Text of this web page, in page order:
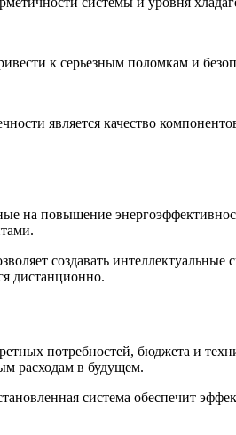
к серьезным поломкам и
является качество
на повышение
создавать интеллектуальные
дистанционно.
потребностей, бюджета и
расходам в будущем.
система обеспечит